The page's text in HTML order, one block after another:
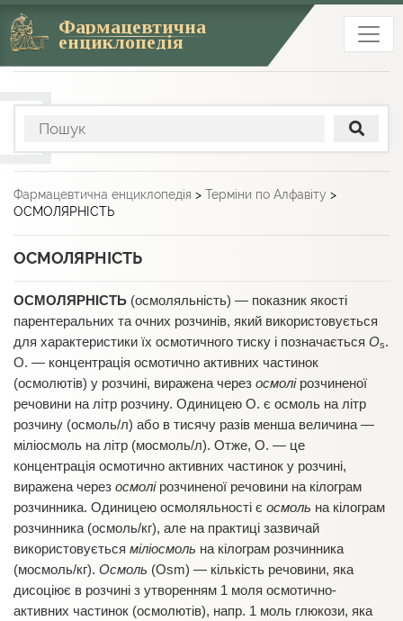
Фармацевтична
енциклопедія
Фармацевтична енциклопедія > Терміни по Алфавіту >
ОСМОЛЯРНІСТЬ
ОСМОЛЯРНІСТЬ
ОСМОЛЯРНІСТЬ (осмоляльність) — показник якості
парентеральних та очних розчинів, який використовується
для характеристики їх осмотичного тиску і позначається Os.
O. — концентрація осмотично активних частинок
(осмолютів) у розчині, виражена через осмолірозчиненої
речовини на літр розчину. Одиницею О. є осмоль на літр
розчину (осмоль/л) або в тисячу разів менша величина —
міліосмоль на літр (мосмоль/л). Отже, О. — це
концентрація осмотично активних частинок у розчині,
виражена через осмолірозчиненої речовини на кілограм
розчинника. Одиницею осмоляльності є осмоль на кілограм
розчинника (осмоль/кг), але на практиці зазвичай
використовується міліосмоль на кілограм розчинника
(мосмоль/кг). Осмоль (Osm) — кількість речовини, яка
дисоціює в розчині з утворенням 1 моля осмотично-
активних частинок (осмолютів), напр. 1 моль глюкози, яка